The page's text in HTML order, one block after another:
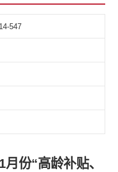
547
份“高龄补贴、